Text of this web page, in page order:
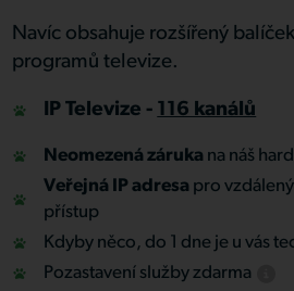
Navíc obsahuje rozšířený balíček
programů televize.
IP Televize - 116 kanálů
Neomezená záruka na náš
Veřejná IP adresa pro vzdálený
přístup
Kdyby něco, do 1 dne je u vás
Pozastavení služby zdarma